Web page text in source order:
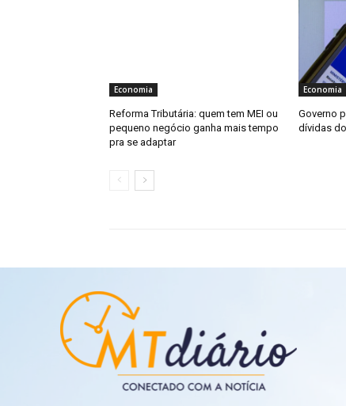
Economia
Reforma Tributária: quem tem MEI ou
pequeno negócio ganha mais tempo
pra se adaptar
Economia
Governo
dívidas